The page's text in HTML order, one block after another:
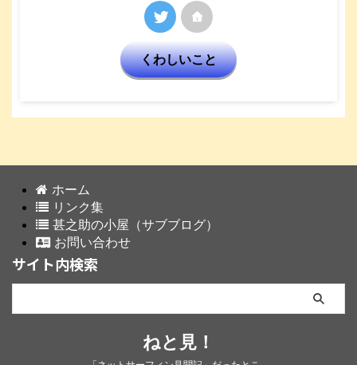
くわしいこと
ホーム
リンク集
甚之助の小屋（サブブログ）
お問い合わせ
サイト内検索
ねと見！